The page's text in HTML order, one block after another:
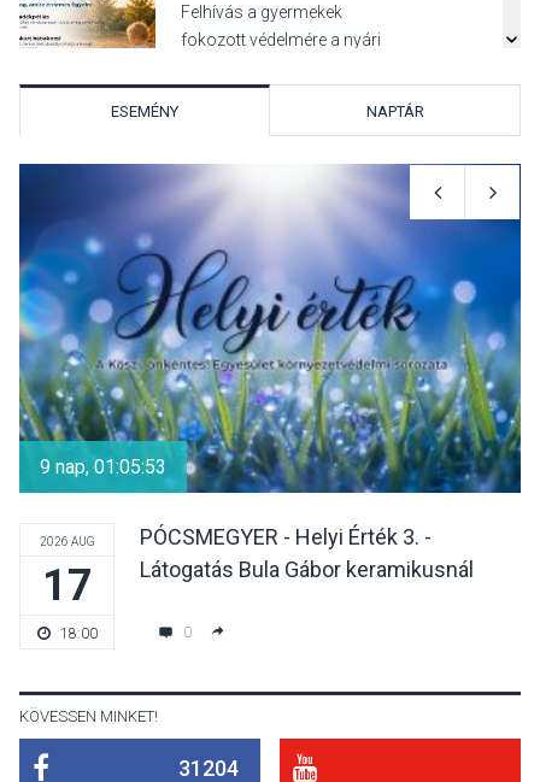
Felhívás a gyermekek
fokozott védelmére a nyári
Reneszánsz dallamok
csendülnek fel a visegrádi
Királyi Palota
díszudvarában
KULTÚRA 2026 AUG 07
Dunavirág Ünnep Verőcén –
két nap a Duna élővilágának
jegyében
ESEMÉNY NAPTÁR
9 nap, 01:05:52
2026 AUG
17
18:00
PÓCSMEGYER - Helyi Érték 3. -
Látogatás Bula Gábor keramikusnál
0
KÖVESSEN MINKET!
31204